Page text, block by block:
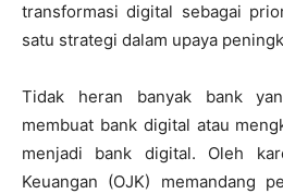
transformasi digital sebagai
satu strategi dalam upaya
Tidak heran banyak bank
membuat bank digital atau
menjadi bank digital. Oleh
Keuangan (OJK) memandang